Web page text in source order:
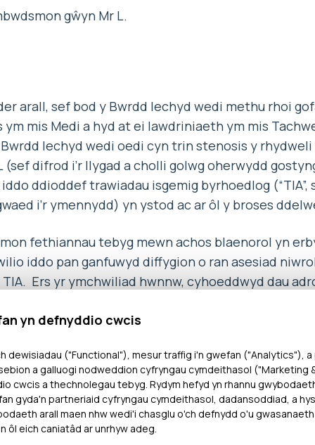
gŵyn Mr L.
arall, sef bod y Bwrdd Iechyd wedi methu rhoi
mis Medi a hyd at ei lawdriniaeth ym mis
Iechyd wedi oedi cyn trin stenosis y
(sef difrod i’r llygad a cholli golwg oherwydd
ddioddef trawiadau isgemig byrhoedlog (“TIA”,
i’r ymennydd) yn ystod ac ar ôl y broses
fethiannau tebyg mewn achos blaenorol yn
iddo pan ganfuwyd diffygion o ran asesiad
Ers yr ymchwiliad hwnnw, cyhoeddwyd dau
argymhellion sylweddol ar gyfer gwelliannau yn
o’r farn bod methiannau difrifol wedi digwydd yng
llwyr i ddilyn y Canllaw gwreiddiol a Pholisi’r
colli ei olwg yn barhaol a bydd angen iddo gael
llid a’r pwysau cynyddol sy’n cael ei achosi gan y
yn defnyddio cwcis
dewisiadau ("Functional"), mesur traffig i'n gwefan ("Analytics"),
a galluogi nodweddion cyfryngau cymdeithasol ("Marketing
cwcis a thechnolegau tebyg. Rydym hefyd yn rhannu
gyda'n partneriaid cyfryngau cymdeithasol, dadansoddiad, a
arall maen nhw wedi'i chasglu o'ch defnydd o'u
ôl eich caniatâd ar unrhyw adeg.